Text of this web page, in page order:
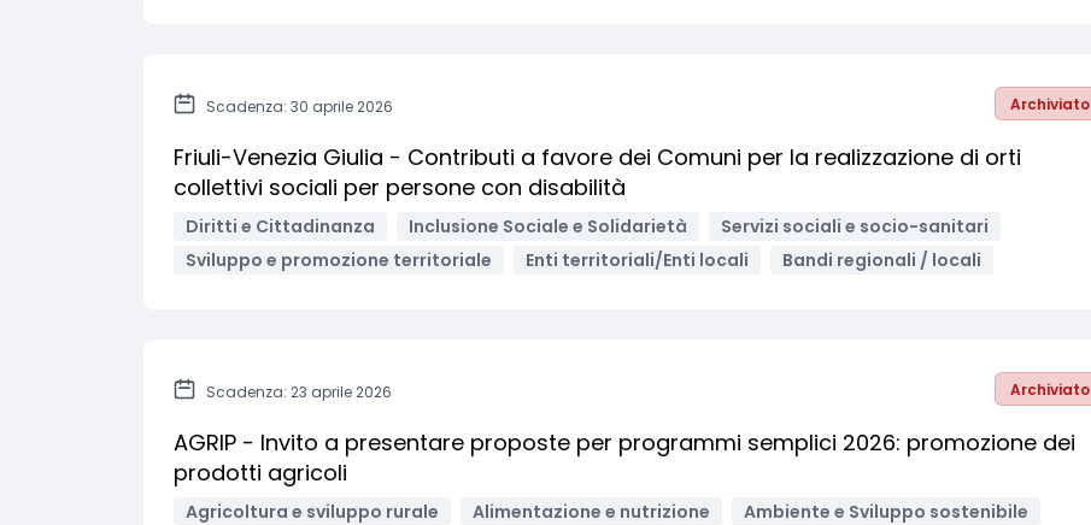
Scadenza: 30 aprile 2026 Archiviato
Friuli-Venezia Giulia - Contributi a favore dei Comuni per la realizzazione di orti
collettivi sociali per persone con disabilità
Diritti e Cittadinanza Inclusione Sociale e Solidarietà
Servizi sociali e socio-sanitari
Sviluppo e promozione territoriale
Enti territoriali/Enti locali Bandi regionali / locali
Scadenza: 23 aprile 2026 Archiviato
AGRIP - Invito a presentare proposte per programmi semplici 2026: promozione dei
prodotti agricoli
Agricoltura e sviluppo rurale Alimentazione e nutrizione
Ambiente e Sviluppo sostenibile